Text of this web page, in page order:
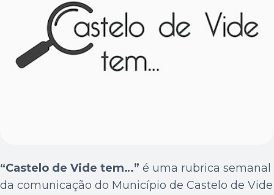
“Castelo de Vide tem…” é uma rubrica semanal
da comunicação do Município de Castelo de Vide